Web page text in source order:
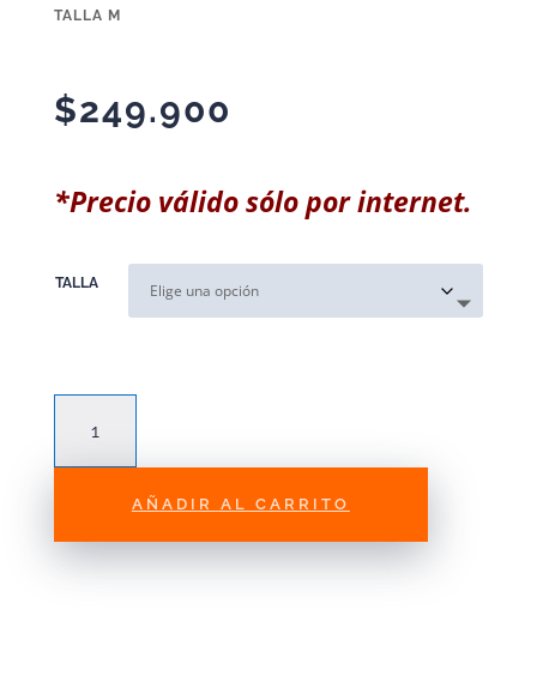
TALLA M
$249.900
*Precio válido sólo por internet.
TALLA
Azul
AÑADIR AL CARRITO